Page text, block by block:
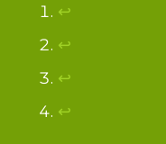
↩︎
↩︎
↩︎
↩︎